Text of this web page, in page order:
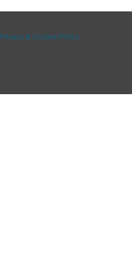
Privacy & Cookie Policy